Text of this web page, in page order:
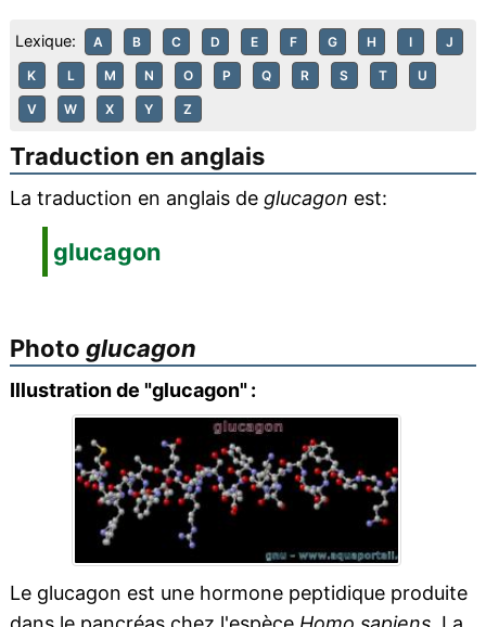
Lexique: A B C D E F G H I J
K L M N O P Q R S T U
V W X Y Z
Traduction en anglais
La traduction en anglais de glucagon est:
glucagon
Photo glucagon
Illustration de "glucagon" :
Le glucagon est une hormone peptidique produite